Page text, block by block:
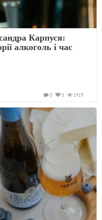
Карпуся:
алкоголь і час
1919
0
0